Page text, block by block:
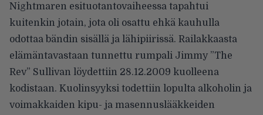
Nightmaren esituotantovaiheessa tapahtui
kuitenkin jotain, jota oli osattu ehkä kauhulla
odottaa bändin sisällä ja lähipiirissä. Railakkaasta
elämäntavastaan tunnettu rumpali Jimmy ”The
Rev” Sullivan löydettiin 28.12.2009 kuolleena
kodistaan. Kuolinsyyksi todettiin lopulta alkoholin ja
voimakkaiden kipu- ja masennuslääkkeiden